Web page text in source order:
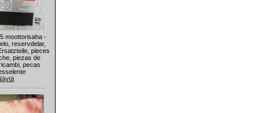
moottorisaha -
reservdelar,
pieces
piezas de
pecas